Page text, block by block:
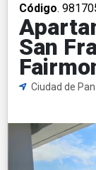
Código.
San
Ciudad de